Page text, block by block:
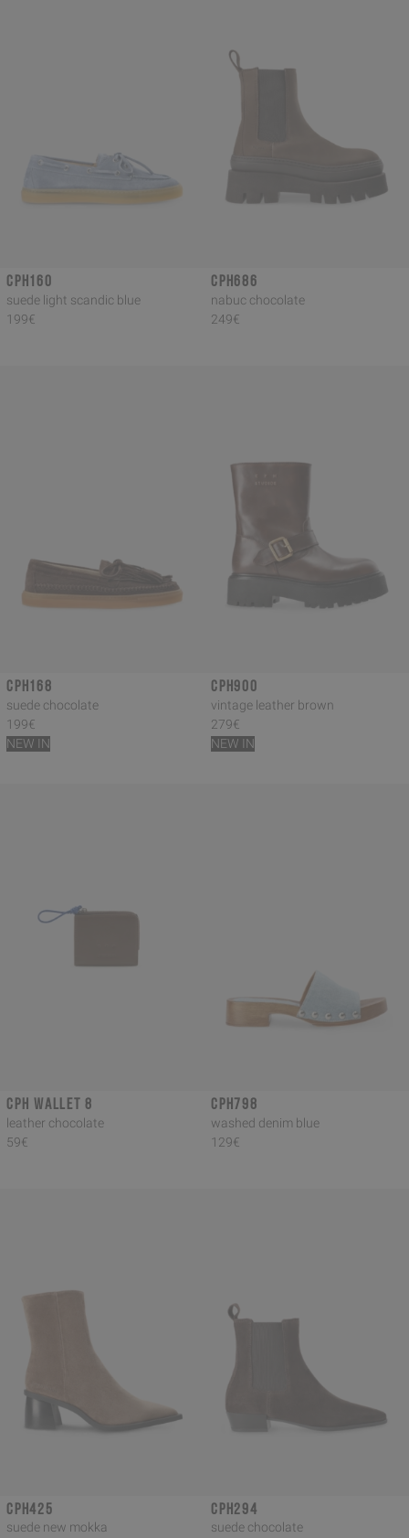
CPH160
suede light scandic blue
199€
CPH686
nabuc chocolate
249€
CPH168
suede chocolate
199€
NEW IN
CPH900
vintage leather brown
279€
NEW IN
CPH WALLET 8
leather chocolate
59€
CPH798
washed denim blue
129€
CPH425
suede new mokka
CPH294
suede chocolate